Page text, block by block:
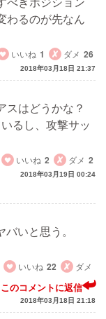
わるのが先なん
いいね 1 ダメ 26
2018年03月18日 21:37
スはどうかな？
るし、攻撃サッ
いいね 2 ダメ 2
2018年03月19日 00:24
いと思う。
いいね 22 ダメ
このコメントに返信
2018年03月18日 21:18